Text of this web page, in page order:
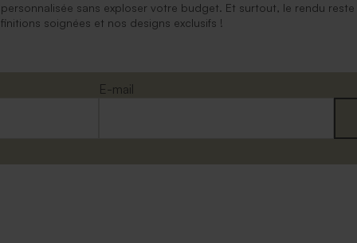
personnalisée sans exploser votre budget. Et surtout, le rendu
finitions soignées et nos designs exclusifs !
E-mail